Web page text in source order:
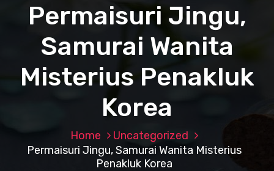
Permaisuri Jingu,
Samurai Wanita
Misterius Penakluk
Korea
Home
Uncategorized
Permaisuri Jingu, Samurai Wanita Misterius
Penakluk Korea